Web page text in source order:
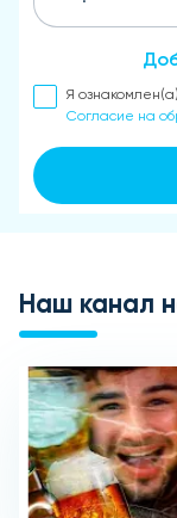
Я
Согласие на
Наш канал